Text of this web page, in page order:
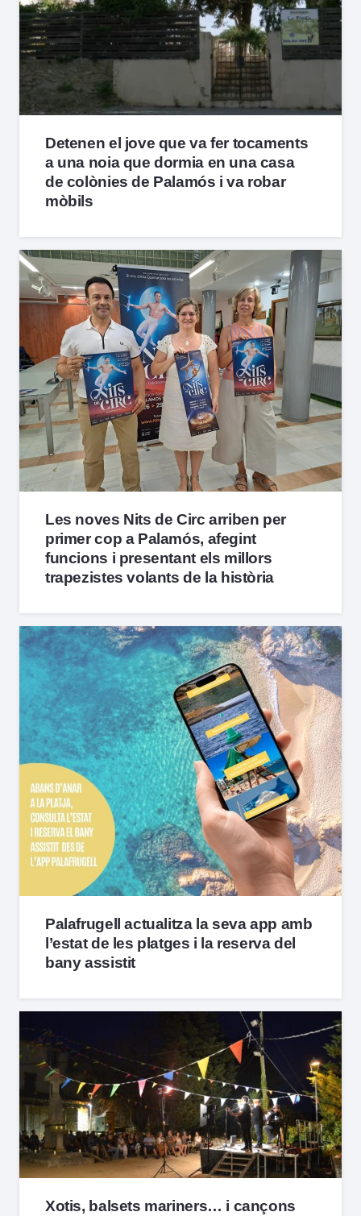
Detenen el jove que va fer tocaments
a una noia que dormia en una casa
de colònies de Palamós i va robar
mòbils
Les noves Nits de Circ arriben per
primer cop a Palamós, afegint
funcions i presentant els millors
trapezistes volants de la història
Palafrugell actualitza la seva app amb
l’estat de les platges i la reserva del
bany assistit
Xotis, balsets mariners… i cançons